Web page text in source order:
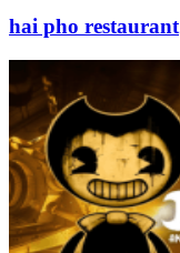
hai pho restaurant